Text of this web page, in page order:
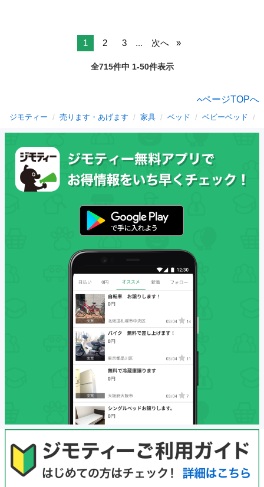
1 2 3 ... 次へ
全715件中 1-50件表示
ページTOPへ
ジモティー 売ります・あげます 家具 ベッド ベビーベッド